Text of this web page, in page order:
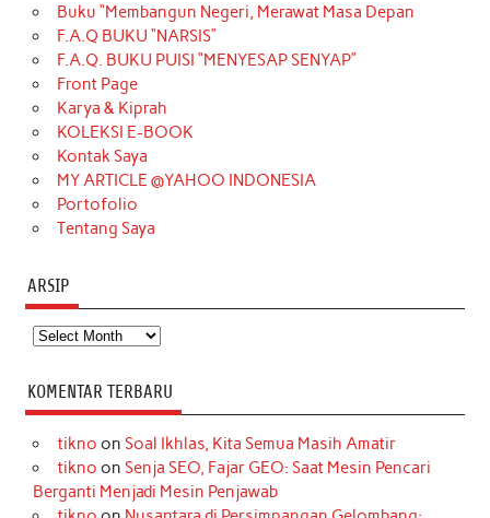
b
o
o
k
a
g
r
a
m
o
k
e
r
e
d
t
e
u
b
Buku “Membangun Negeri, Merawat Masa Depan
F.A.Q BUKU “NARSIS”
F.A.Q. BUKU PUISI “MENYESAP SENYAP”
Front Page
Karya & Kiprah
KOLEKSI E-BOOK
Kontak Saya
MY ARTICLE @YAHOO INDONESIA
Portofolio
Tentang Saya
ARSIP
Arsip
KOMENTAR TERBARU
tikno on Soal Ikhlas, Kita Semua Masih Amatir
tikno on Senja SEO, Fajar GEO: Saat Mesin Pencari
Berganti Menjadi Mesin Penjawab